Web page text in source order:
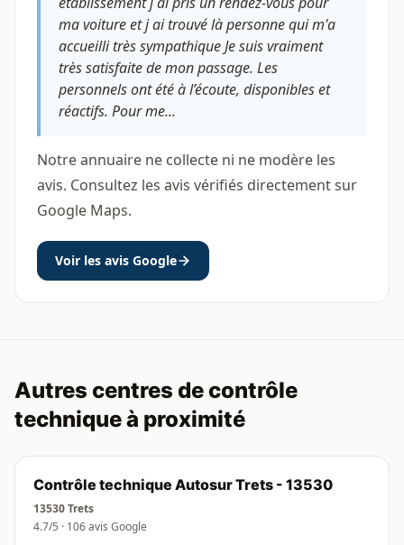
ma voiture et j ai trouvé là personne qui m'a
accueilli très sympathique Je suis vraiment
très satisfaite de mon passage. Les
personnels ont été à l’écoute, disponibles et
réactifs. Pour me...
Notre annuaire ne collecte ni ne modère les
avis. Consultez les avis vérifiés directement sur
Google Maps.
Voir les avis Google
Autres centres de contrôle
technique à proximité
Contrôle technique Autosur Trets - 13530
13530 Trets
4.7/5 · 106 avis Google